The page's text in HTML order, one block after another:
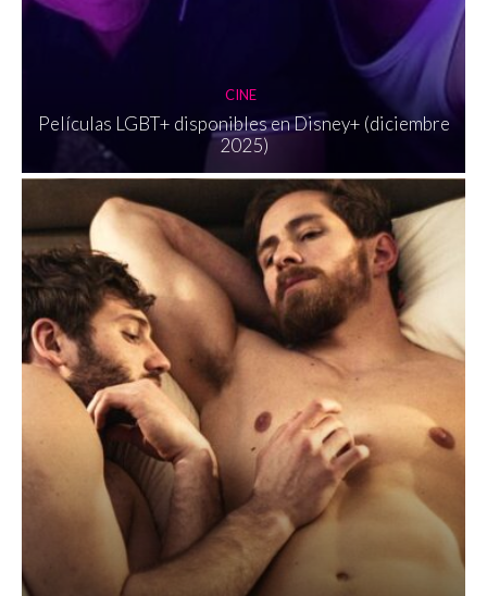
CINE
Películas LGBT+ disponibles en Disney+ (diciembre
2025)